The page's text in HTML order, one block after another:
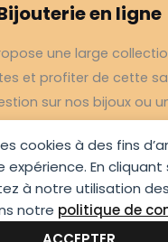
cookies à des fins
expérience. En cliquant
à notre utilisation des
notre politique de
en ligne
une large
et profiter de cette
sur nos bijoux ou
contactez-
© 2026 Bijoux Noël